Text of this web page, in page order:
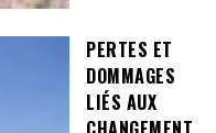
PERTES ET
DOMMAGES
LIÉS AUX